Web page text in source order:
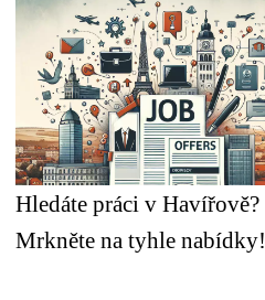
Hledáte práci v Havířově?
Mrkněte na tyhle nabídky!